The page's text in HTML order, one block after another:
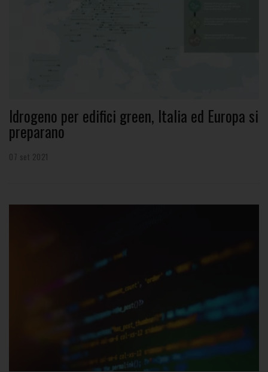
Idrogeno per edifici green, Italia ed Europa si
preparano
07 set 2021